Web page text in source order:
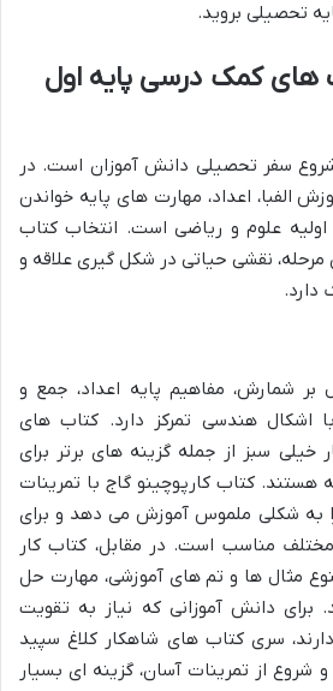
تحصیلی بروید.
های کمک درسی پایه اول
سفر تحصیلی دانش آموزان است. در
الفبا، اعداد، مهارت های پایه خواندن
علوم و ریاضی است. انتخاب کتاب
نقشی حیاتی در شکل گیری علاقه و
دارد.
شمارش، مفاهیم پایه اعداد، جمع و
اشکال هندسی تمرکز دارد. کتاب های
خیلی سبز از جمله گزینه های برتر برای
هستند. کتاب کارپوچینو گاج با تمرینات
به شکلی ملموس آموزش می دهد و برای
مناسب است. در مقابل، کتاب کار
مثال ها و تم های آموزشی، مهارت حل
برای دانش آموزانی که نیاز به تقویت
سری کتاب های شاهکار کلاغ سپید
شروع از تمرینات آسان، گزینه ای بسیار